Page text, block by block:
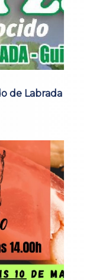
de Labrada